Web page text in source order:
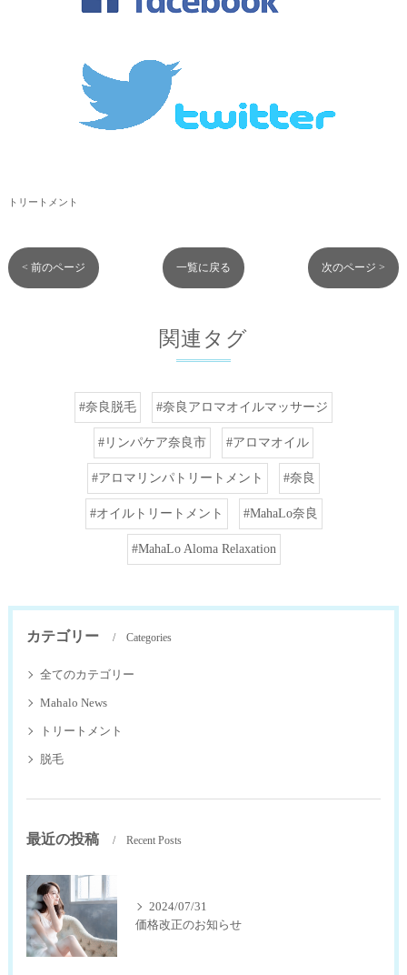
トリートメント
< 前のページ 一覧に戻る 次のページ >
関連タグ
#奈良脱毛 #奈良アロマオイルマッサージ
#リンパケア奈良市 #アロマオイル
#アロマリンパトリートメント #奈良
#オイルトリートメント #MahaLo奈良
#MahaLo Aloma Relaxation
カテゴリー Categories
全てのカテゴリー
Mahalo News
トリートメント
脱毛
最近の投稿 Recent Posts
2024/07/31
価格改正のお知らせ